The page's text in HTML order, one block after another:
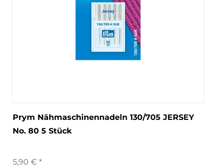
Prym Nähmaschinennadeln 130/705 JERSEY
No. 80 5 Stück
5,90 € *